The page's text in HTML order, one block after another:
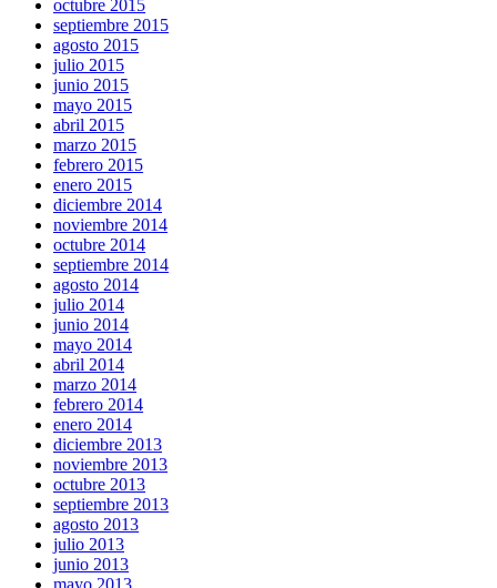
octubre 2015
septiembre 2015
agosto 2015
julio 2015
junio 2015
mayo 2015
abril 2015
marzo 2015
febrero 2015
enero 2015
diciembre 2014
noviembre 2014
octubre 2014
septiembre 2014
agosto 2014
julio 2014
junio 2014
mayo 2014
abril 2014
marzo 2014
febrero 2014
enero 2014
diciembre 2013
noviembre 2013
octubre 2013
septiembre 2013
agosto 2013
julio 2013
junio 2013
mayo 2013